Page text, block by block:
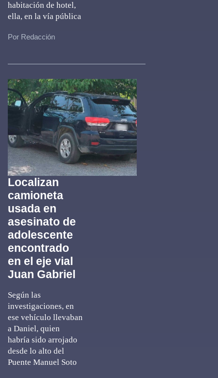
habitación de hotel,
ella, en la vía pública
Por Redacción
Localizan
camioneta
usada en
asesinato de
adolescente
encontrado
en el eje vial
Juan Gabriel
Según las
investigaciones, en
ese vehículo llevaban
a Daniel, quien
habría sido arrojado
desde lo alto del
Puente Manuel Soto